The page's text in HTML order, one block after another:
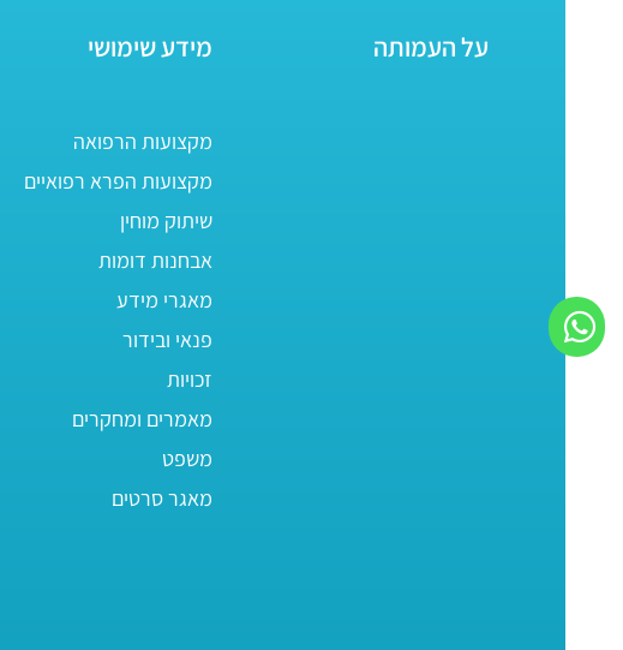
על העמותה מידע שימושי
מקצועות הרפואה
מקצועות הפרא רפואיים
שיתוק מוחין
אבחנות דומות
מאגרי מידע
פנאי ובידור
זכויות
מאמרים ומחקרים
משפט
מאגר סרטים